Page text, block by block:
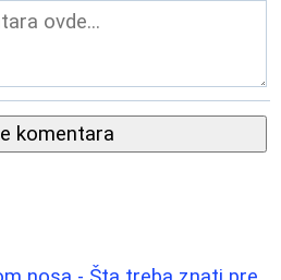
komentara